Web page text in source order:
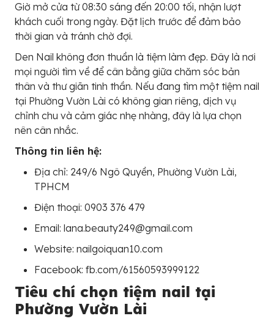
Giờ mở cửa từ 08:30 sáng đến 20:00 tối, nhận lượt
khách cuối trong ngày. Đặt lịch trước để đảm bảo
thời gian và tránh chờ đợi.
Den Nail không đơn thuần là tiệm làm đẹp. Đây là nơi
mọi người tìm về để cân bằng giữa chăm sóc bản
thân và thư giãn tinh thần. Nếu đang tìm một tiệm nail
tại Phường Vườn Lài có không gian riêng, dịch vụ
chỉnh chu và cảm giác nhẹ nhàng, đây là lựa chọn
nên cân nhắc.
Thông tin liên hệ:
Địa chỉ: 249/6 Ngô Quyền, Phường Vườn Lài,
TPHCM
Điện thoại: 0903 376 479
Email: lana.beauty249@gmail.com
Website: nailgoiquan10.com
Facebook: fb.com/61560593999122
Tiêu chí chọn tiệm nail tại
Phường Vườn Lài